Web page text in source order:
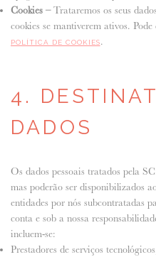
Cookies –Trataremos os seus
cookies se mantiverem ativos. Pode
POLÍTICA DE COOKIES.
4.
DADOS
Os dados pessoais tratados pela
mas poderão ser disponibilizados
entidades por nós subcontratadas
conta e sob a nossa
incluem-se:
Prestadores de serviços